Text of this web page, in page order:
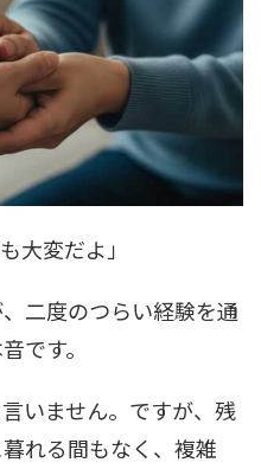
大変だよ」
二度のつらい経験を通
です。
いません。ですが、残
れる間もなく、複雑